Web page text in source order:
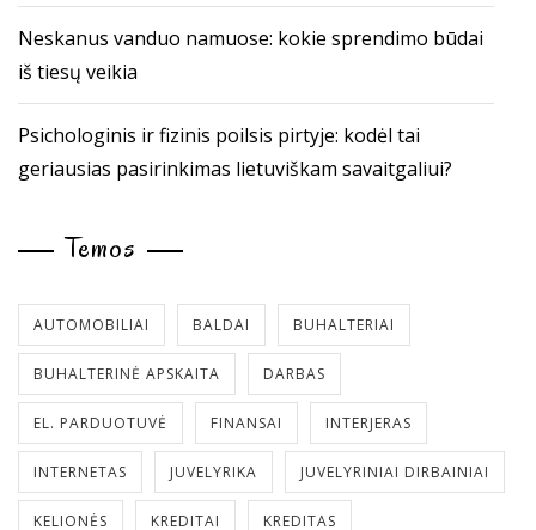
Neskanus vanduo namuose: kokie sprendimo būdai
iš tiesų veikia
Psichologinis ir fizinis poilsis pirtyje: kodėl tai
geriausias pasirinkimas lietuviškam savaitgaliui?
Temos
AUTOMOBILIAI BALDAI BUHALTERIAI
BUHALTERINĖ APSKAITA DARBAS
EL. PARDUOTUVĖ FINANSAI INTERJERAS
INTERNETAS JUVELYRIKA JUVELYRINIAI DIRBAINIAI
KELIONĖS KREDITAI KREDITAS